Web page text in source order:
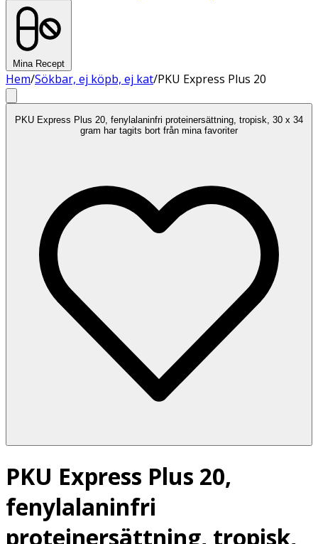
Mina Recept
Hem/Sökbar, ej köpb, ej kat/PKU Express Plus 20
PKU Express Plus 20, fenylalaninfri proteinersättning, tropisk, 30 x 34
gram har tagits bort från mina favoriter
PKU Express Plus 20,
fenylalaninfri
proteinersättning, tropisk,